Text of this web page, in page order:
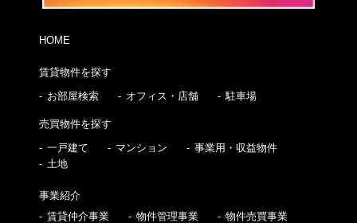
HOME
賃貸物件を探す
お部屋検索
オフィス・店舗 駐車場
売買物件を探す
一戸建て
マンション
事業用・収益物件
土地
事業紹介
賃貸仲介事業
物件管理事業
物件売買事業